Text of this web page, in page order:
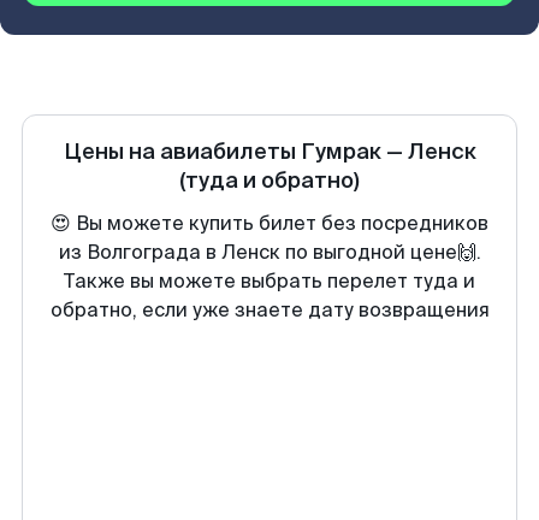
Цены на авиабилеты Гумрак— Ленск
(туда и обратно)
😍 Вы можете купить билет без посредников
из Волгограда в Ленск по выгодной цене🙌.
Также вы можете выбрать перелет туда и
обратно, если уже знаете дату возвращения